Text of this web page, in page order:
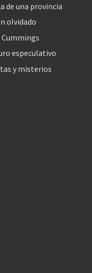
de una provincia
olvidado
Cummings
especulativo
y misterios